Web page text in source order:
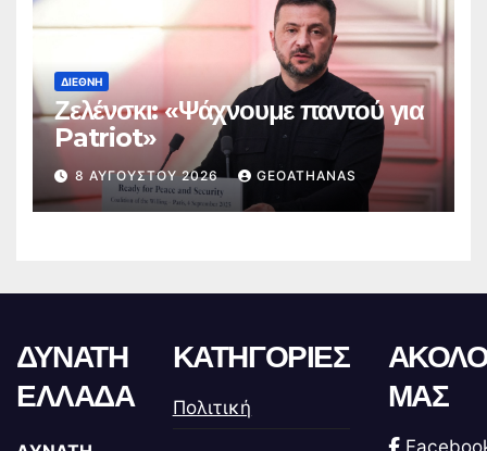
ΔΙΕΘΝΉ
Ζελένσκι: «Ψάχνουμε παντού για
Patriot»
8 ΑΥΓΟΎΣΤΟΥ 2026 GEOATHANAS
ΔΥΝΑΤΗ
ΕΛΛΑΔΑ
ΚΑΤΗΓΟΡΙΕΣ
Πολιτική
ΜΑΣ